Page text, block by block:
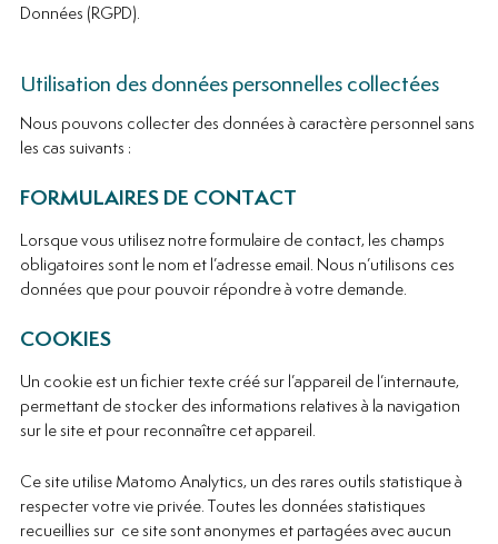
Données (RGPD).
Utilisation des données personnelles collectées
Nous pouvons collecter des données à caractère personnel sans
les cas suivants :
FORMULAIRES DE CONTACT
Lorsque vous utilisez notre formulaire de contact, les champs
obligatoires sont le nom et l’adresse email. Nous n’utilisons ces
données que pour pouvoir répondre à votre demande.
COOKIES
Un cookie est un fichier texte créé sur l’appareil de l’internaute,
permettant de stocker des informations relatives à la navigation
sur le site et pour reconnaître cet appareil.
Ce site utilise Matomo Analytics, un des rares outils statistique à
respecter votre vie privée. Toutes les données statistiques
recueillies sur ce site sont anonymes et partagées avec aucun